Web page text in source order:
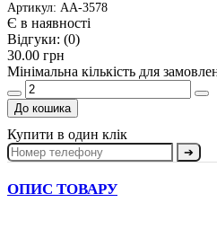
Артикул: АА-3578
Є в наявності
Відгуки: (0)
30.00 грн
Мінімальна кількість для
До кошика
Купити в один клік
➔
ОПИС ТОВАРУ